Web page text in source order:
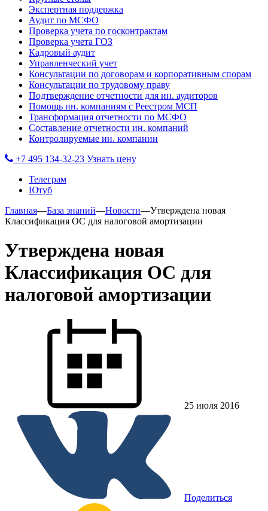
Экспертная поддержка
Аудит по МСФО
Проверка учета по госконтрактам
Проверка учета ГОЗ
Кадровый аудит
Управленческий учет
Консультации по договорам и корпоративным спорам
Консультации по трудовому праву
Подтверждение отчетности для ин. аудиторов
Помощь ин. компаниям с Реестром МСП
Трансформация отчетности по МСФО
Составление отчетности ин. компаний
Контролируемые ин. компании
+7 495 134-32-23 Узнать цену
Телеграм
Ютуб
Главная—База знаний—Новости—Утверждена новая
Классификация ОС для налоговой амортизации
Утверждена новая
Классификация ОС для
налоговой амортизации
25 июля 2016
Поделиться